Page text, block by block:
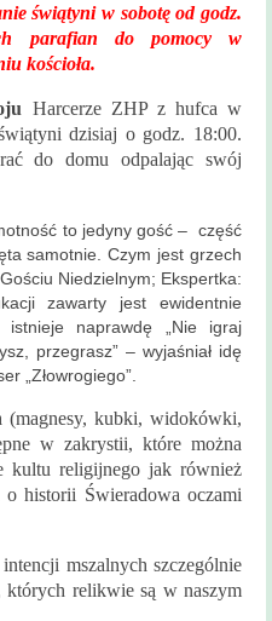
świątyni w sobotę od godz.
parafian do pomocy w
kościoła.
Harcerze ZHP z hufca w
dzisiaj o godz. 18:00.
do domu odpalając swój
to jedyny gość – część
samotnie. Czym jest grzech
Niedzielnym; Ekspertka:
zawarty jest ewidentnie
istnieje naprawdę „Nie igraj
przegrasz” – wyjaśniał idę
„Złowrogiego”.
(magnesy, kubki, widokówki,
w zakrystii, które można
kultu religijnego jak również
historii Świeradowa oczami
mszalnych szczególnie
których relikwie są w naszym